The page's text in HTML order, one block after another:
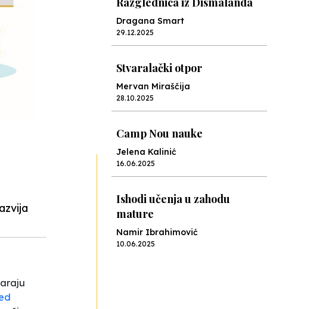
Dragana Smart
29.12.2025
Stvaralački otpor
Mervan Miraščija
28.10.2025
Camp Nou nauke
Jelena Kalinić
16.06.2025
Ishodi učenja u zahodu
mature
Namir Ibrahimović
10.06.2025